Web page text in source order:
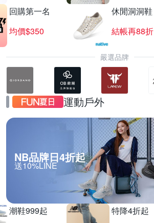
回購第一名
均價$350
休閒洞洞鞋
結帳再88折
嚴選品牌
運動戶外
NB品牌日4折起
送10%LINE
潮鞋999起
特降4折起